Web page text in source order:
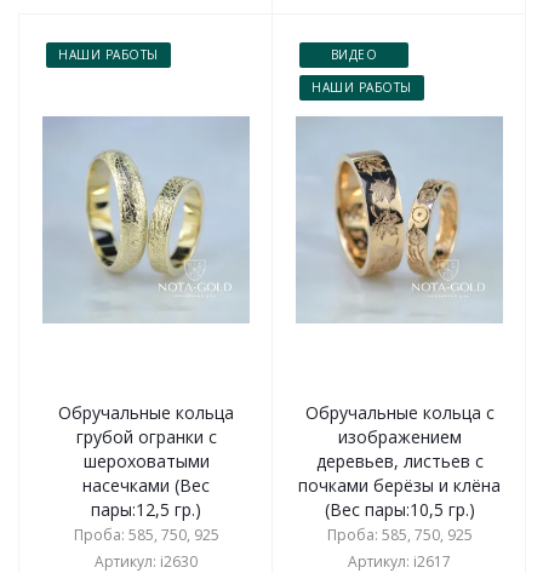
НАШИ РАБОТЫ
Обручальные кольца
грубой огранки с
шероховатыми
насечками (Вес
пары:12,5 гр.)
Проба: 585, 750, 925
Артикул: i2630
ВИДЕО
НАШИ РАБОТЫ
Обручальные кольца с
изображением
деревьев, листьев с
почками берёзы и клёна
(Вес пары:10,5 гр.)
Проба: 585, 750, 925
Артикул: i2617